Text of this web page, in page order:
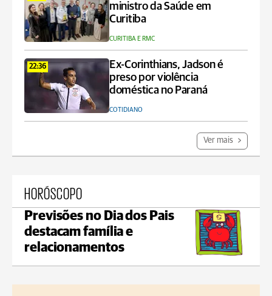
ministro da Saúde em
Curitiba
CURITIBA E RMC
22:36
Ex-Corinthians, Jadson é
preso por violência
doméstica no Paraná
COTIDIANO
Ver mais
HORÓSCOPO
Previsões no Dia dos Pais
destacam família e
relacionamentos